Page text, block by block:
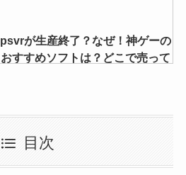
psvrが生産終了？なぜ！神ゲーの
おすすめソフトは？どこで売って
吊るすのがおすすめ！ニトリ・無
印・100均・カインズにあるか調
目次